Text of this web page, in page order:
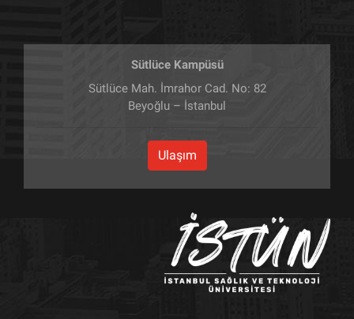
Sütlüce Kampüsü
Sütlüce Mah. İmrahor Cad. No: 82
Beyoğlu – İstanbul
Ulaşım